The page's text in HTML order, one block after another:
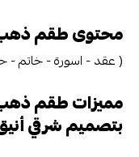
محتوى طقم ذهب
( عقد - اسورة - خاتم -
بتصميم شرقي